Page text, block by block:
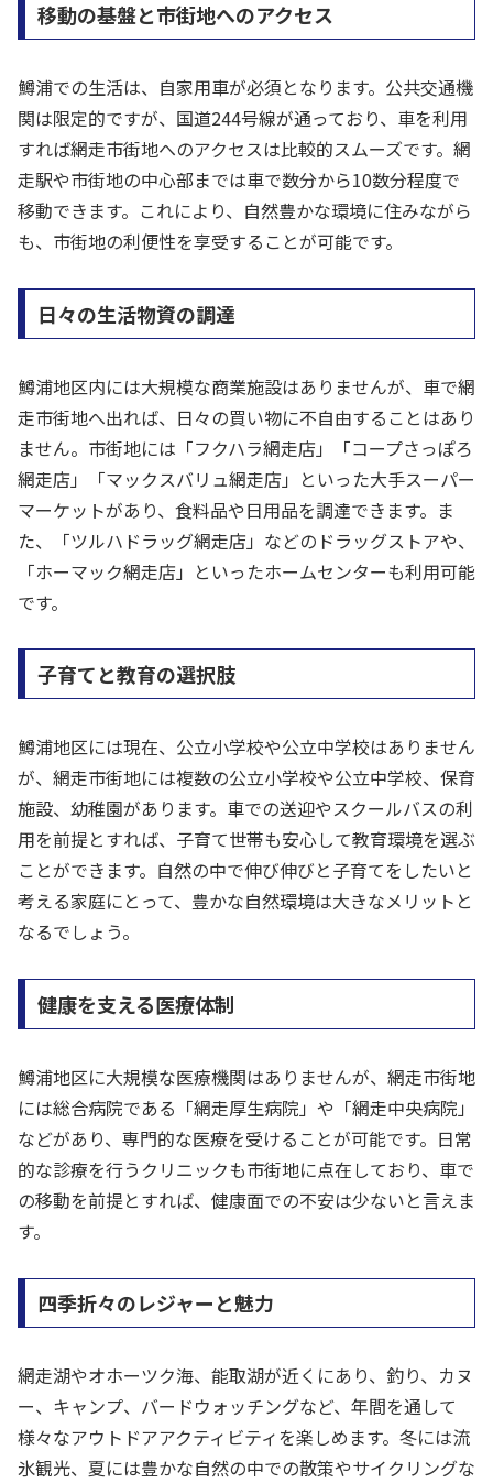
移動の基盤と市街地へのアクセス
鱒浦での生活は、自家用車が必須となります。公共交通機
関は限定的ですが、国道244号線が通っており、車を利用
すれば網走市街地へのアクセスは比較的スムーズです。網
走駅や市街地の中心部までは車で数分から10数分程度で
移動できます。これにより、自然豊かな環境に住みながら
も、市街地の利便性を享受することが可能です。
日々の生活物資の調達
鱒浦地区内には大規模な商業施設はありませんが、車で網
走市街地へ出れば、日々の買い物に不自由することはあり
ません。市街地には「フクハラ網走店」「コープさっぽろ
網走店」「マックスバリュ網走店」といった大手スーパー
マーケットがあり、食料品や日用品を調達できます。ま
た、「ツルハドラッグ網走店」などのドラッグストアや、
「ホーマック網走店」といったホームセンターも利用可能
です。
子育てと教育の選択肢
鱒浦地区には現在、公立小学校や公立中学校はありません
が、網走市街地には複数の公立小学校や公立中学校、保育
施設、幼稚園があります。車での送迎やスクールバスの利
用を前提とすれば、子育て世帯も安心して教育環境を選ぶ
ことができます。自然の中で伸び伸びと子育てをしたいと
考える家庭にとって、豊かな自然環境は大きなメリットと
なるでしょう。
健康を支える医療体制
鱒浦地区に大規模な医療機関はありませんが、網走市街地
には総合病院である「網走厚生病院」や「網走中央病院」
などがあり、専門的な医療を受けることが可能です。日常
的な診療を行うクリニックも市街地に点在しており、車で
の移動を前提とすれば、健康面での不安は少ないと言えま
す。
四季折々のレジャーと魅力
網走湖やオホーツク海、能取湖が近くにあり、釣り、カヌ
ー、キャンプ、バードウォッチングなど、年間を通して
様々なアウトドアアクティビティを楽しめます。冬には流
氷観光、夏には豊かな自然の中での散策やサイクリングな